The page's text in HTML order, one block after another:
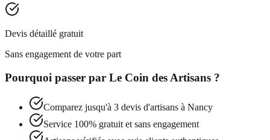
Devis détaillé gratuit
Sans engagement de votre part
Pourquoi passer par Le Coin des Artisans ?
Comparez jusqu'à 3 devis d'artisans à Nancy
Service 100% gratuit et sans engagement